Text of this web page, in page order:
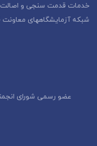
خدمات قدمت سنجی و اصالت
شبکه آزمایشگاههای
عضو رسمی شورای